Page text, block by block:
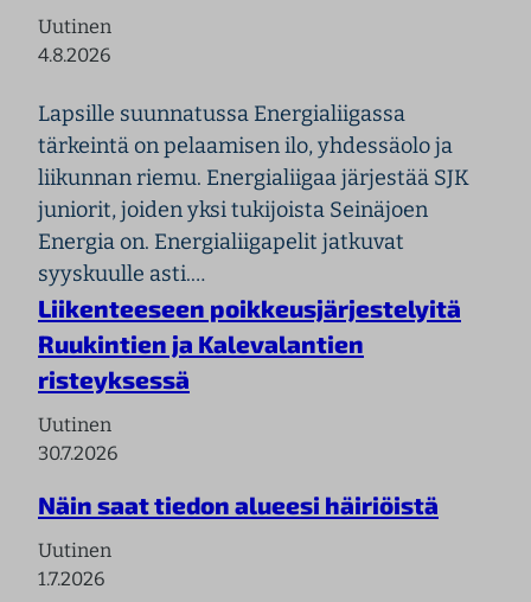
Uutinen
4.8.2026
Lapsille suunnatussa Energialiigassa
tärkeintä on pelaamisen ilo, yhdessäolo ja
liikunnan riemu. Energialiigaa järjestää SJK
juniorit, joiden yksi tukijoista Seinäjoen
Energia on. Energialiigapelit jatkuvat
syyskuulle asti.…
Liikenteeseen poikkeusjärjestelyitä
Ruukintien ja Kalevalantien
risteyksessä
Uutinen
30.7.2026
Näin saat tiedon alueesi häiriöistä
Uutinen
1.7.2026